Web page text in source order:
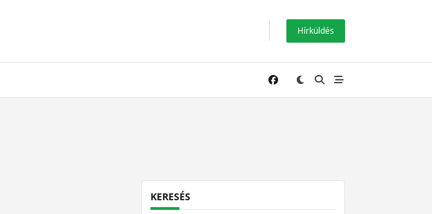
Hírküldés
KERESÉS